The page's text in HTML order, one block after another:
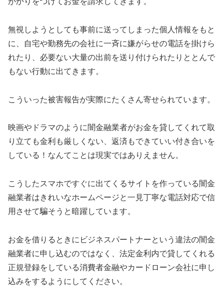
無視しようとしても事前に送ってしまった個人情報をもと
に、自宅や勤務先の会社に一斉に嫌がらせの電話を掛けら
れたり、必要ない大量の出前を送り付けられたりととんで
もない行動に出てきます。
こういった被害報告が実際にたくさん寄せられています。
映画やドラマのように闇金融業者がお金を貸してくれて取
り立ても金利も厳しくない、返済もできていい付き合いを
している！なんてことは現実ではありえません。
こうしたスマホですぐに出てくるサイトを作っている闇金
融業者はきれいなホームページと一見丁寧な電話対応で信
用させて騙そうと暗躍しています。
お金を借りるときに ビジネスパートナーという違法の闇金
融業者に申し込むのではなく、法定金利内で貸してくれる
正規登録をしている消費者金融やカードローン会社に申し
込みをするようにしてください。